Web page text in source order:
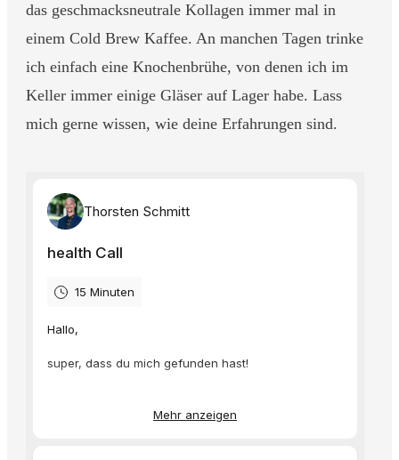
das geschmacksneutrale Kollagen immer mal in
einem Cold Brew Kaffee. An manchen Tagen trinke
ich einfach eine Knochenbrühe, von denen ich im
Keller immer einige Gläser auf Lager habe. Lass
mich gerne wissen, wie deine Erfahrungen sind.